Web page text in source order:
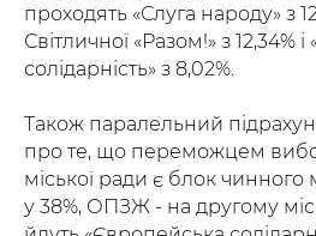
проходять «Слуга народу» з
Світличної «Разом!» з 12,34%
солідарність» з 8,02%.
Також паралельний
про те, що переможцем
міської ради є блок чинного
у 38%, ОПЗЖ - на другому